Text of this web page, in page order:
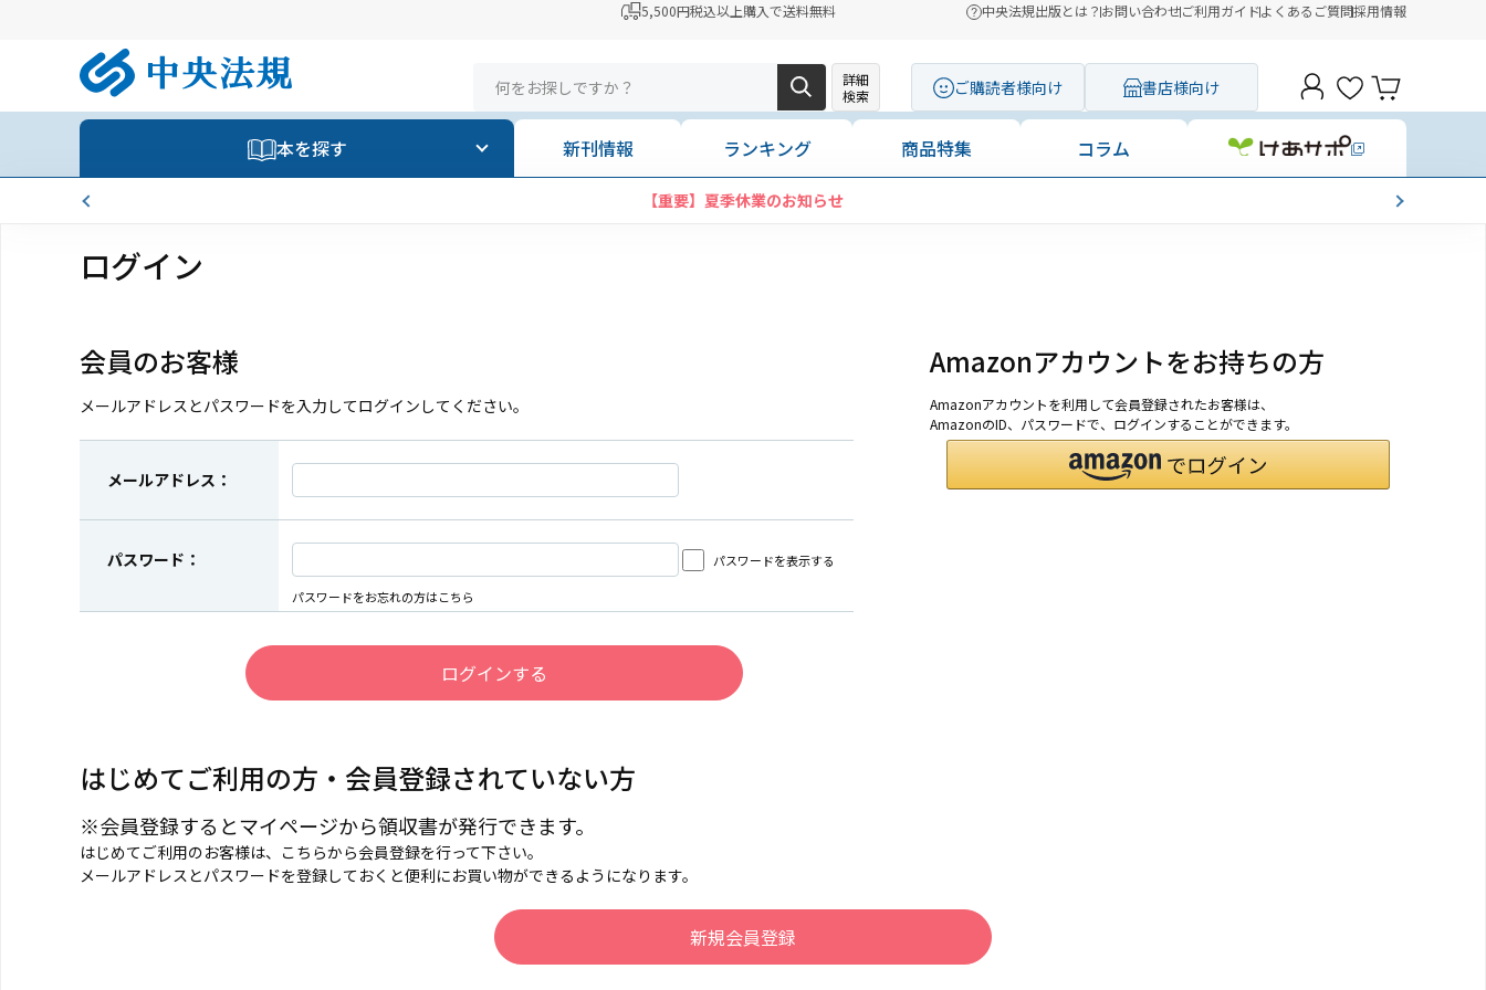
5,500円税込以上購入で送料無料 中央法規出版とは？お問い合わせご利用ガイドよくあるご質問採用情報
詳細
検索
ご購読者様向け 書店様向け
本を探す 新刊情報 ランキング 商品特集 コラム
【重要】夏季休業のお知らせ
ログイン
会員のお客様
メールアドレスとパスワードを入力してログインしてください。
メールアドレス：
パスワード： パスワードを表示する
パスワードをお忘れの方はこちら
Amazonアカウントをお持ちの方
Amazonアカウントを利用して会員登録されたお客様は、
AmazonのID、パスワードで、ログインすることができます。
はじめてご利用の方・会員登録されていない方
※会員登録するとマイページから領収書が発行できます。
はじめてご利用のお客様は、こちらから会員登録を行って下さい。
メールアドレスとパスワードを登録しておくと便利にお買い物ができるようになります。